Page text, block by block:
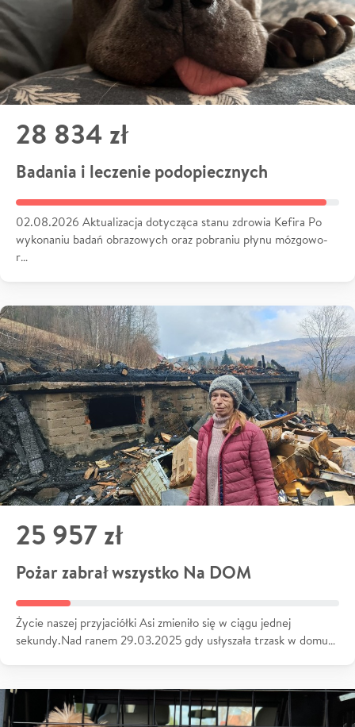
28 834 zł
Badania i leczenie podopiecznych
02.08.2026 Aktualizacja dotycząca stanu zdrowia Kefira Po
wykonaniu badań obrazowych oraz pobraniu płynu mózgowo-
r…
25 957 zł
Pożar zabrał wszystko Na DOM
Życie naszej przyjaciółki Asi zmieniło się w ciągu jednej
sekundy.Nad ranem 29.03.2025 gdy usłyszała trzask w domu…